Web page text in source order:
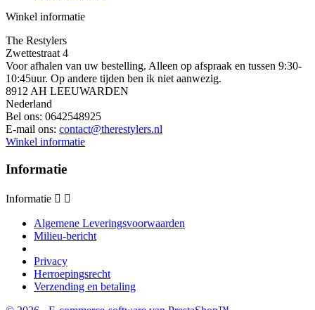
Winkel informatie
The Restylers
Zwettestraat 4
Voor afhalen van uw bestelling. Alleen op afspraak en tussen 9:30-
10:45uur. Op andere tijden ben ik niet aanwezig.
8912 AH LEEUWARDEN
Nederland
Bel ons: 0642548925
E-mail ons: contact@therestylers.nl
Winkel informatie
Informatie
Informatie  
Algemene Leveringsvoorwaarden
Milieu-bericht
Privacy
Herroepingsrecht
Verzending en betaling